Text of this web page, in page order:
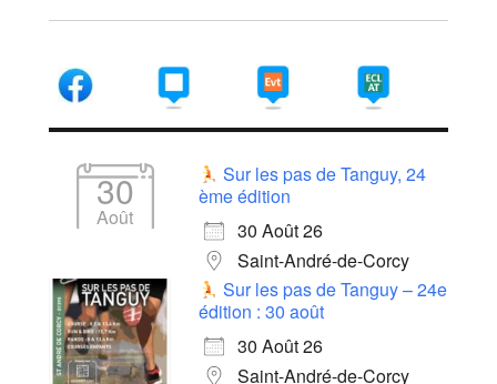
30
Août
Sur les pas de Tanguy, 24
ème édition
30 Août 26
Saint-André-de-Corcy
Sur les pas de Tanguy – 24e
édition : 30 août
30 Août 26
Saint-André-de-Corcy